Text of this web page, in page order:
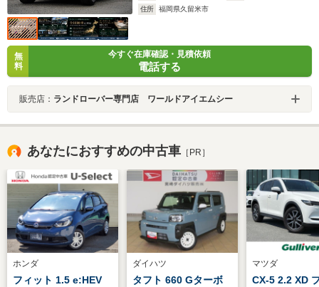
住所
福岡県久留米市
無
料
今すぐ在庫確認・見積依頼
電話する
販売店： ランドローバー専門店 ワールドアイエムシー
あなたにおすすめの中古車 ［PR］
ホンダ
フィット 1.5 e:HEV
ダイハツ
タフト 660 Gターボ
マツダ
CX-5 2.2 XD